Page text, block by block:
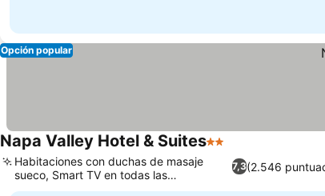
Opción popular
Napa Valley Hotel & Suites2 Estrellas
7,3(2.546
Habitaciones con duchas de masaje
sueco, Smart TV en todas las
habitaciones